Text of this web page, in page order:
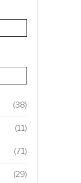
(38)
(11)
(71)
(29)